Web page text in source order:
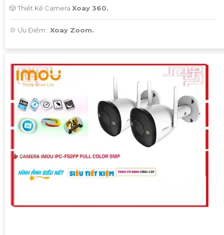
🎲 Thiết Kế Camera Xoay 360.
️💠 Ưu Điểm : Xoay Zoom.